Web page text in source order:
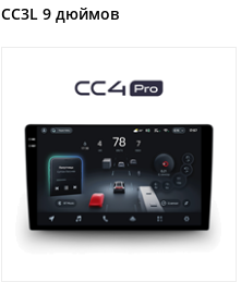
CC3L 9 дюймов